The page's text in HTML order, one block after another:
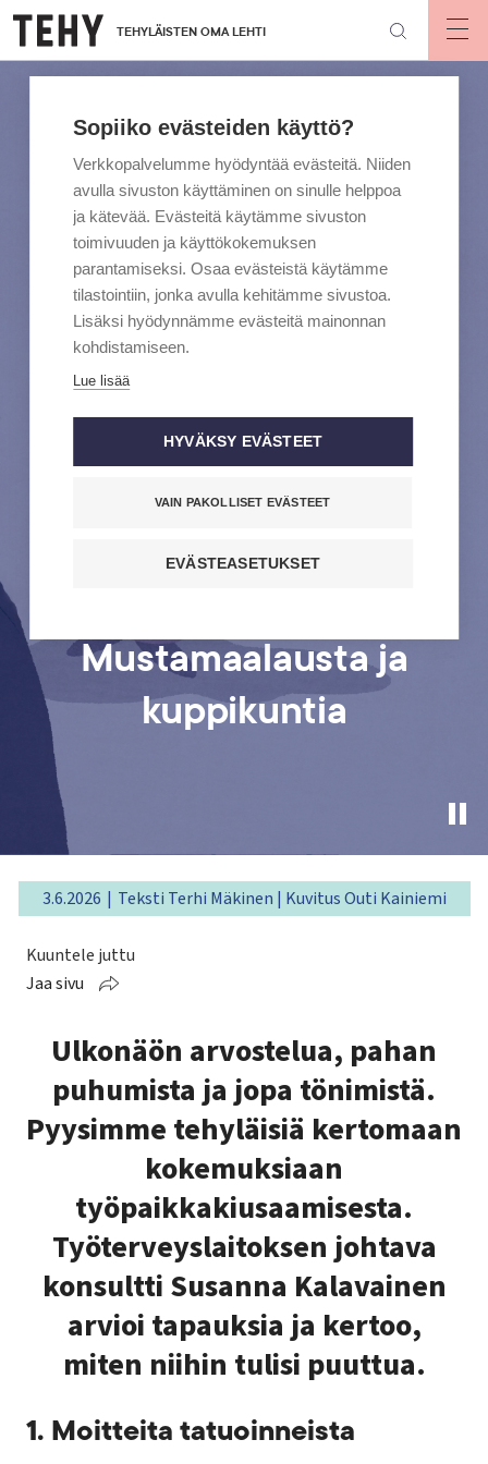
Hyppää
pääsisältöön
TEHYLÄISTEN OMA LEHTI
Mustamaalausta ja
kuppikuntia
3.6.2026 Teksti Terhi Mäkinen | Kuvitus Outi Kainiemi
Kuuntele juttu
Jaa sivu
Ulkonäön arvostelua, pahan
puhumista ja jopa tönimistä.
Pyysimme tehyläisiä kertomaan
kokemuksiaan
työpaikkakiusaamisesta.
Työterveyslaitoksen johtava
konsultti Susanna Kalavainen
arvioi tapauksia ja kertoo,
miten niihin tulisi puuttua.
1. Moitteita tatuoinneista
Sopiiko evästeiden käyttö?
Verkkopalvelumme hyödyntää evästeitä. Niiden
avulla sivuston käyttäminen on sinulle helppoa
ja kätevää. Evästeitä käytämme sivuston
toimivuuden ja käyttökokemuksen
parantamiseksi. Osaa evästeistä käytämme
tilastointiin, jonka avulla kehitämme sivustoa.
Lisäksi hyödynnämme evästeitä mainonnan
kohdistamiseen.
Lue lisää
HYVÄKSY EVÄSTEET
VAIN PAKOLLISET EVÄSTEET
EVÄSTEASETUKSET